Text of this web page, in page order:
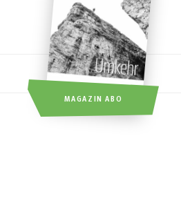
MAGAZIN ABO